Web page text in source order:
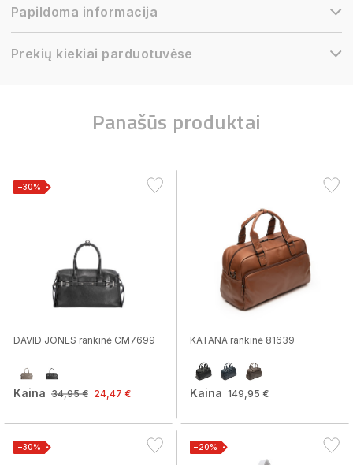
Papildoma informacija
Prekių kiekiai parduotuvėse
Panašūs produktai
−30%
DAVID JONES rankinė CM7699
Kaina 34,95 € 24,47 €
KATANA rankinė 81639
Kaina 149,95 €
−30% −20%